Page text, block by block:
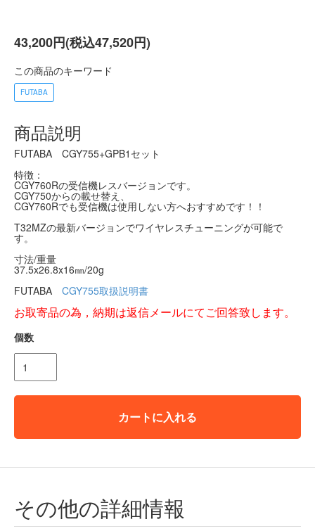
43,200円(税込47,520円)
この商品のキーワード
FUTABA
商品説明
FUTABA CGY755+GPB1セット
特徴：
CGY760Rの受信機レスバージョンです。
CGY750からの載せ替え、
CGY760Rでも受信機は使用しない方へおすすめです！！
T32MZの最新バージョンでワイヤレスチューニングが可能で
す。
寸法/重量
37.5x26.8x16㎜/20g
FUTABA CGY755取扱説明書
お取寄品の為，納期は返信メールにてご回答致します。
個数
カートに入れる
その他の詳細情報